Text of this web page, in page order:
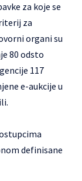
za koje se
za
organi su
80 odsto
117
e-aukcije u
definisane